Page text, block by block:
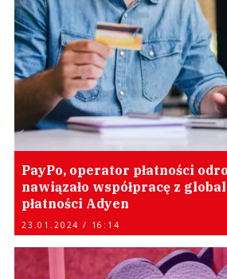
PayPo, operator płatności
nawiązało współpracę z
płatności Adyen
23.01.2024 / 16:14